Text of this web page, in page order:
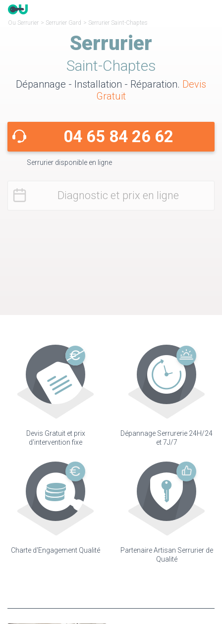
Ou Serrurier > Serrurier Gard > Serrurier Saint-Chaptes
Serrurier
Saint-Chaptes
Dépannage - Installation - Réparation. Devis
Gratuit
04 65 84 26 62
Serrurier disponible en ligne
Diagnostic et prix en ligne
Devis Gratuit et prix
d'intervention fixe
Dépannage Serrurerie 24H/24
et 7J/7
Charte d'Engagement Qualité
Partenaire Artisan Serrurier de
Qualité